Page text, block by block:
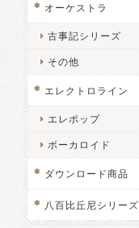
オーケストラ
古事記シリーズ
その他
エレクトロライン
エレポップ
ボーカロイド
ダウンロード商品
八百比丘尼シリーズ